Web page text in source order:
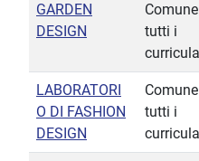
GARDEN
DESIGN
tutti i
curricula
LABORATORI
O DI FASHION
DESIGN
tutti i
curricula